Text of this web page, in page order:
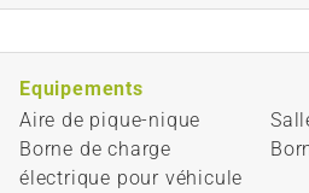
Equipements
Aire de pique-nique
Borne de charge
électrique pour véhicule